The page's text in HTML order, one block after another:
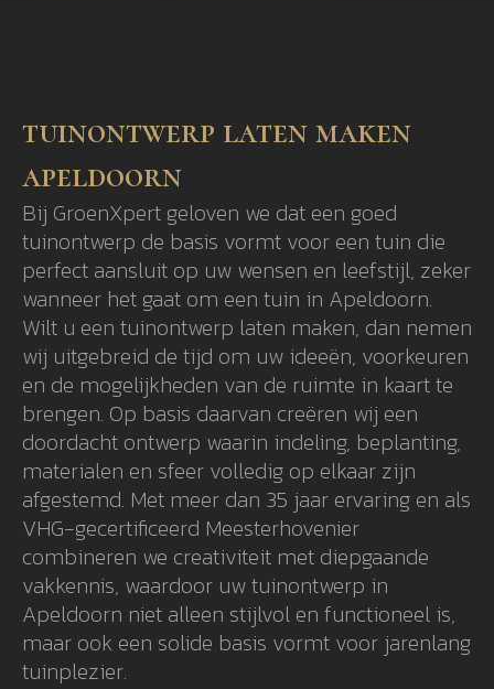
tuinontwerp laten maken
apeldoorn
Bij GroenXpert geloven we dat een goed
tuinontwerp de basis vormt voor een tuin die
perfect aansluit op uw wensen en leefstijl, zeker
wanneer het gaat om een tuin in Apeldoorn.
Wilt u een tuinontwerp laten maken, dan nemen
wij uitgebreid de tijd om uw ideeën, voorkeuren
en de mogelijkheden van de ruimte in kaart te
brengen. Op basis daarvan creëren wij een
doordacht ontwerp waarin indeling, beplanting,
materialen en sfeer volledig op elkaar zijn
afgestemd. Met meer dan 35 jaar ervaring en als
VHG-gecertificeerd Meesterhovenier
combineren we creativiteit met diepgaande
vakkennis, waardoor uw tuinontwerp in
Apeldoorn niet alleen stijlvol en functioneel is,
maar ook een solide basis vormt voor jarenlang
tuinplezier.